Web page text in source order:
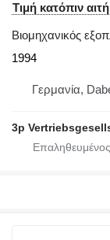
Τιμή κατόπιν
Βιομηχανικός
1994
Γερμανία,
3p